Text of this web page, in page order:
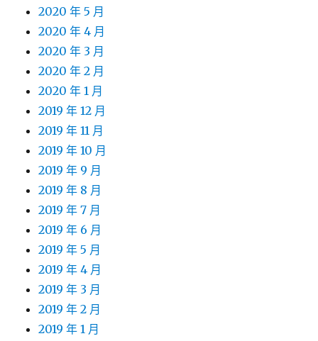
2020 年 5 月
2020 年 4 月
2020 年 3 月
2020 年 2 月
2020 年 1 月
2019 年 12 月
2019 年 11 月
2019 年 10 月
2019 年 9 月
2019 年 8 月
2019 年 7 月
2019 年 6 月
2019 年 5 月
2019 年 4 月
2019 年 3 月
2019 年 2 月
2019 年 1 月